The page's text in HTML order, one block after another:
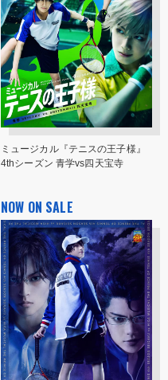
ミュージカル『テニスの王子様』
4thシーズン 青学vs四天宝寺
NOW ON SALE